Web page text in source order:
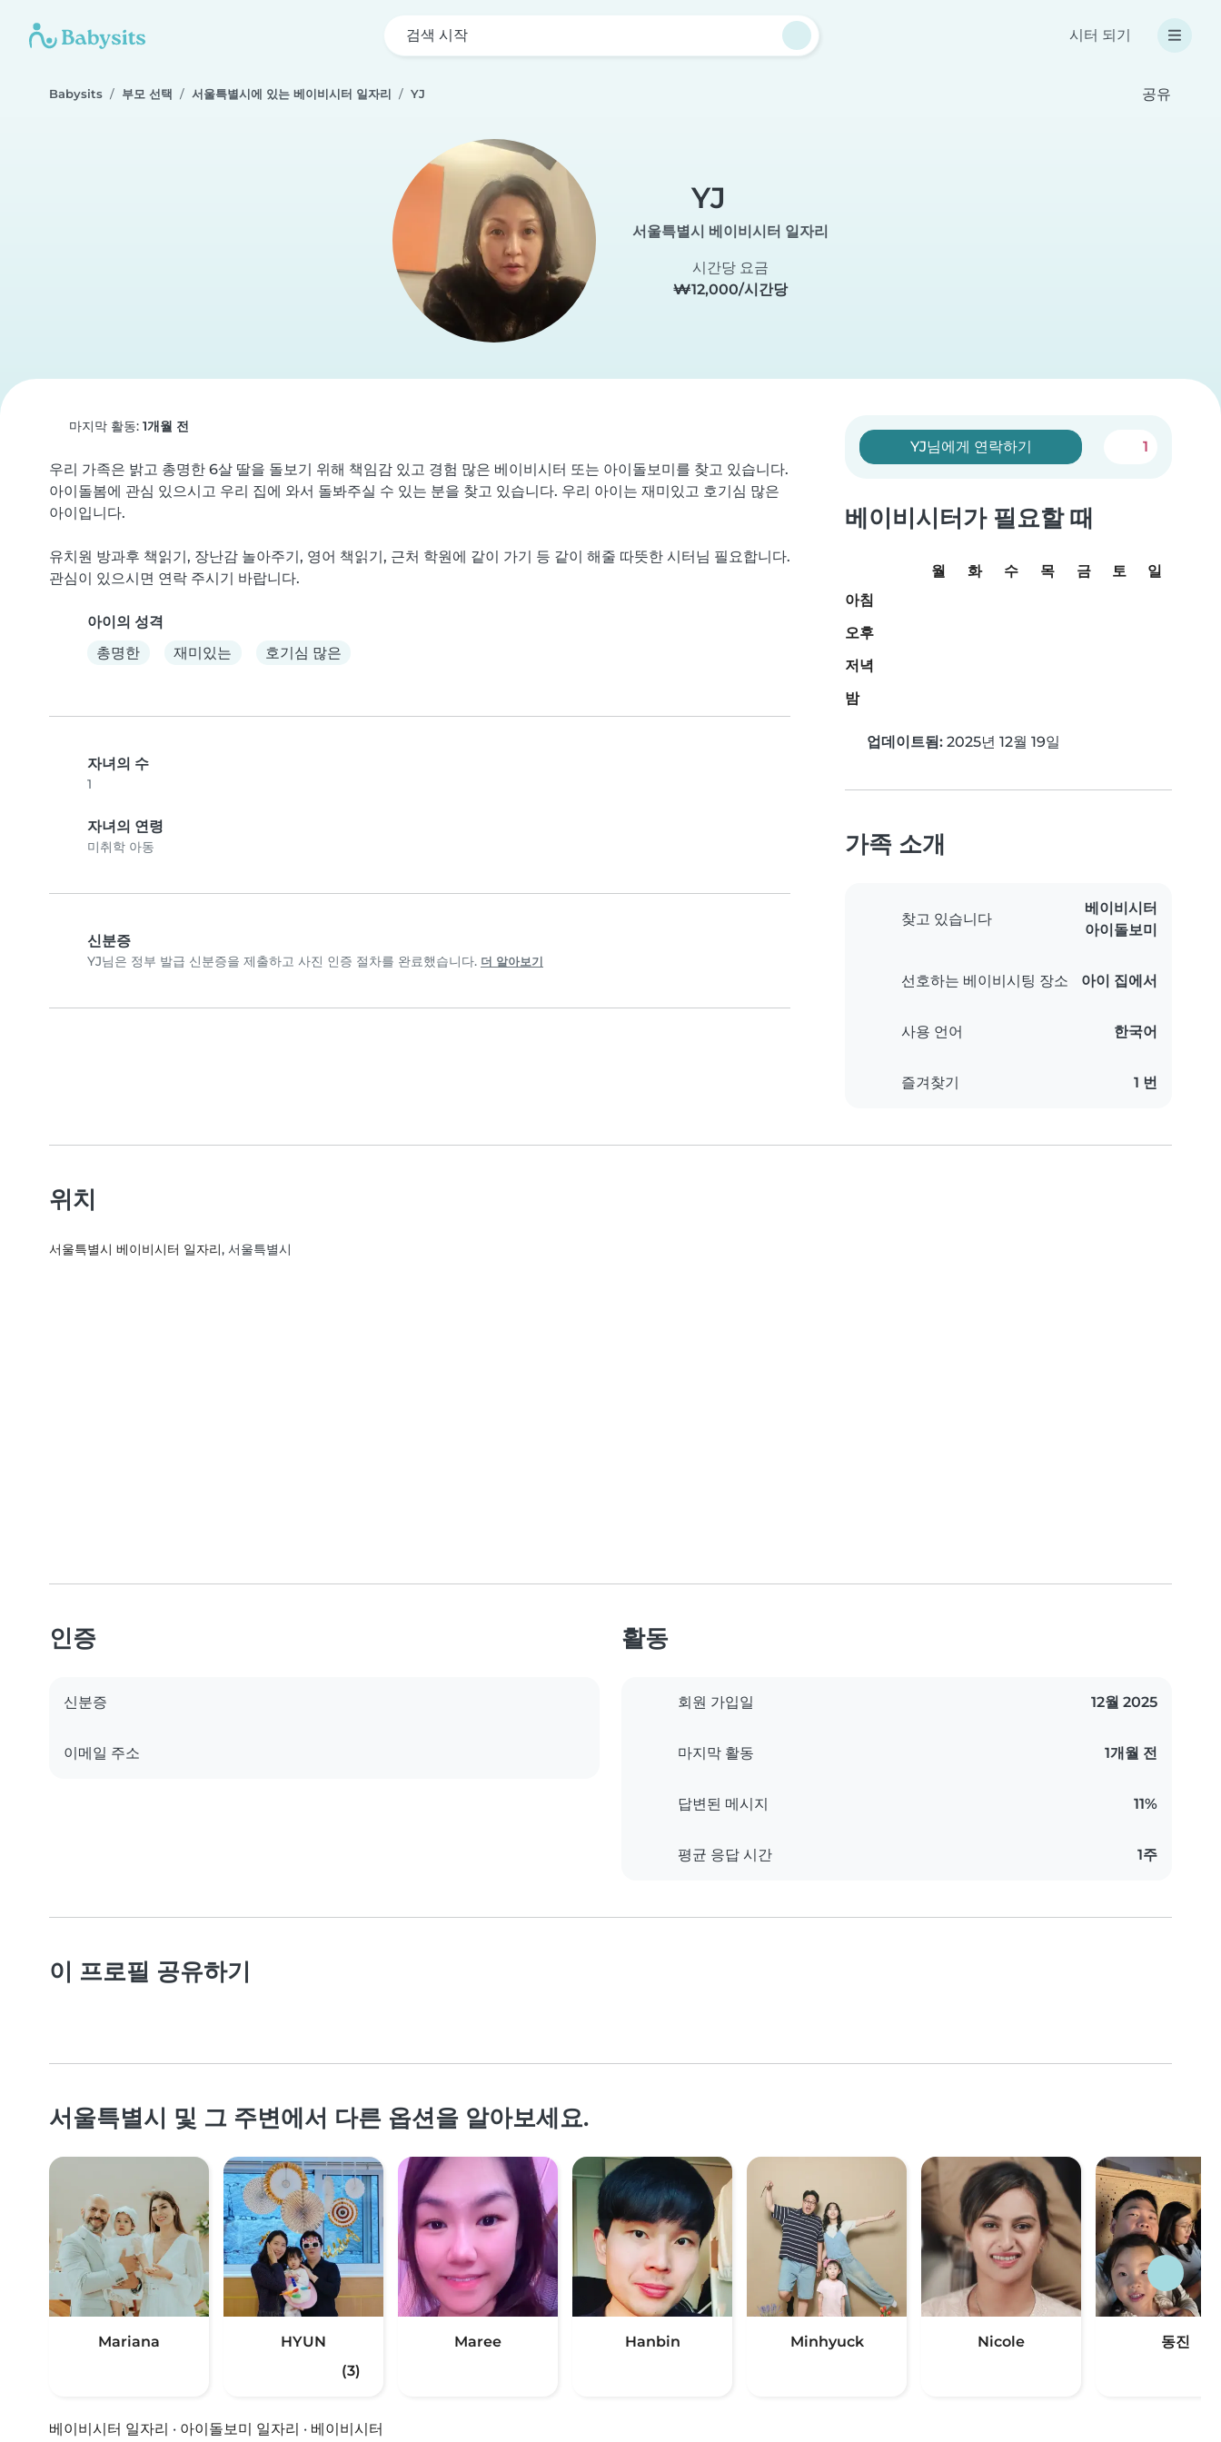
검색 시작 시터 되기
Babysits 부모 선택 서울특별시에 있는 베이비시터 일자리 YJ 공유
YJ
서울특별시 베이비시터 일자리
시간당 요금
₩12,000/시간당
마지막 활동: 1개월 전
우리 가족은 밝고 총명한 6살 딸을 돌보기 위해 책임감 있고 경험 많은 베이비시터 또는 아이돌보미를 찾고 있습니다.
아이돌봄에 관심 있으시고 우리 집에 와서 돌봐주실 수 있는 분을 찾고 있습니다. 우리 아이는 재미있고 호기심 많은
아이입니다.
유치원 방과후 책읽기, 장난감 놀아주기, 영어 책읽기, 근처 학원에 같이 가기 등 같이 해줄 따뜻한 시터님 필요합니다.
관심이 있으시면 연락 주시기 바랍니다.
아이의 성격
총명한
재미있는 호기심 많은
자녀의 수
1
자녀의 연령
미취학 아동
신분증
YJ님은 정부 발급 신분증을 제출하고 사진 인증 절차를 완료했습니다. 더 알아보기
YJ님에게 연락하기 1
베이비시터가 필요할 때
월 화 수 목 금 토
일
아침
오후
저녁
밤
업데이트됨: 2025년 12월 19일
가족 소개
찾고 있습니다
베이비시터
아이돌보미
선호하는 베이비시팅 장소 아이 집에서
사용 언어 한국어
즐겨찾기 1 번
위치
서울특별시 베이비시터 일자리, 서울특별시
인증
신분증
이메일 주소
활동
회원 가입일 12월 2025
마지막 활동 1개월 전
답변된 메시지 11%
평균 응답 시간 1주
이 프로필 공유하기
서울특별시 및 그 주변에서 다른 옵션을 알아보세요.
Mariana
HYUN
(3)
Maree Hanbin Minhyuck Nicole 동진
베이비시터 일자리 · 아이돌보미 일자리 · 베이비시터